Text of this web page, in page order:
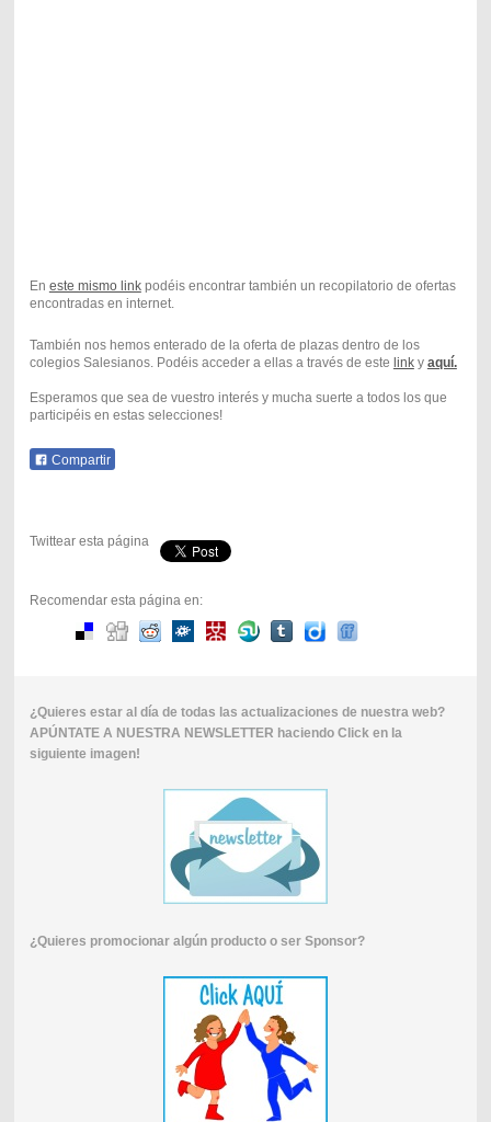
En este mismo link podéis encontrar también un recopilatorio de ofertas
encontradas en internet.
También nos hemos enterado de la oferta de plazas dentro de los
colegios Salesianos. Podéis acceder a ellas a través de este link y aquí.
Esperamos que sea de vuestro interés y mucha suerte a todos los que
participéis en estas selecciones!
Compartir
Twittear esta página
Recomendar esta página en:
¿Quieres estar al día de todas las actualizaciones de nuestra web?
APÚNTATE A NUESTRA NEWSLETTER haciendo Click en la
siguiente imagen!
¿Quieres promocionar algún producto o ser Sponsor?